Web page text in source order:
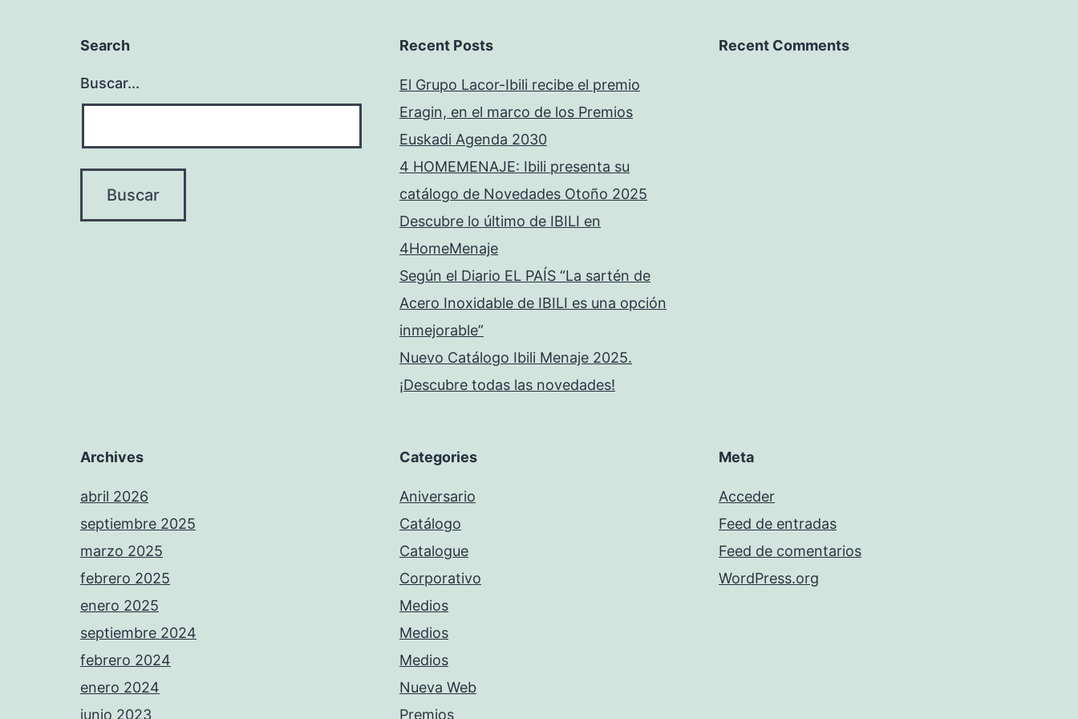
Search
Buscar...
Recent Posts
El Grupo Lacor-Ibili recibe el premio
Eragin, en el marco de los Premios
Euskadi Agenda 2030
4 HOMEMENAJE: Ibili presenta su
catálogo de Novedades Otoño 2025
Descubre lo último de IBILI en
4HomeMenaje
Según el Diario EL PAÍS “La sartén de
Acero Inoxidable de IBILI es una opción
inmejorable”
Nuevo Catálogo Ibili Menaje 2025.
¡Descubre todas las novedades!
Recent Comments
Archives
abril 2026
septiembre 2025
marzo 2025
febrero 2025
enero 2025
septiembre 2024
febrero 2024
enero 2024
junio 2023
Categories
Aniversario
Catálogo
Catalogue
Corporativo
Medios
Medios
Medios
Nueva Web
Premios
Meta
Acceder
Feed de entradas
Feed de comentarios
WordPress.org